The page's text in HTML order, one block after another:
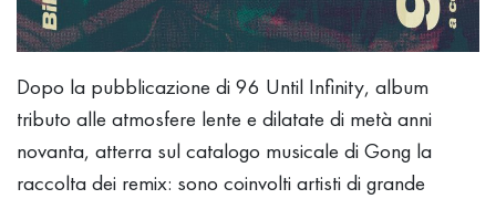
Dopo la pubblicazione di 96 Until Infinity, album
tributo alle atmosfere lente e dilatate di metà anni
novanta, atterra sul catalogo musicale di Gong la
raccolta dei remix: sono coinvolti artisti di grande